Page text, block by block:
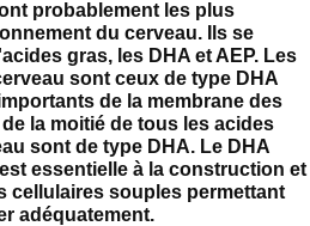
probablement les plus
du cerveau. Ils se
gras, les DHA et AEP. Les
sont ceux de type DHA
de la membrane des
la moitié de tous les acides
sont de type DHA. Le DHA
essentielle à la construction et
cellulaires souples permettant
adéquatement.